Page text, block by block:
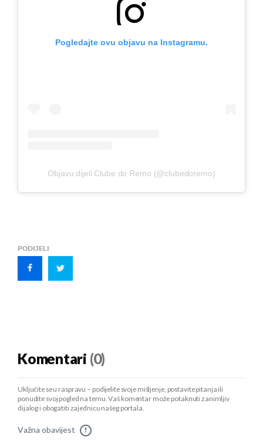
Pogledajte ovu objavu na Instagramu.
Objavu dijeli Clube do Remo (@clubedoremo)
PODIJELI
Komentari (0)
Uključite se u raspravu – podijelite svoje mišljenje, postavite pitanja ili
ponudite svoj pogled na temu. Vaš komentar može potaknuti zanimljiv
dijalog i obogatiti zajednicu našeg portala.
Važna obavijest !